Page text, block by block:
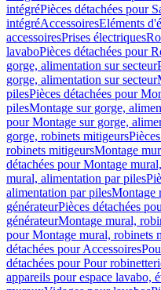
intégréPièces détachées pour
intégréAccessoiresEléments
accessoiresPrises électriques
lavaboPièces détachées pour
gorge, alimentation sur secteur
gorge, alimentation sur secteur
pilesPièces détachées pour
pilesMontage sur gorge,
pour Montage sur gorge,
gorge, robinets mitigeurs
robinets mitigeursMontage
détachées pour Montage
mural, alimentation par piles
alimentation par pilesMontage
générateurPièces détachées
générateurMontage mural,
pour Montage mural, robinets
détachées pour Accessoires
détachées pour Pour
appareils pour espace lavabo,